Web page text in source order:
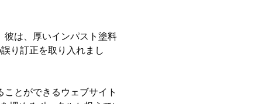
彼は、厚いインパスト塗料
り訂正を取り入れまし
とができるウェブサイト